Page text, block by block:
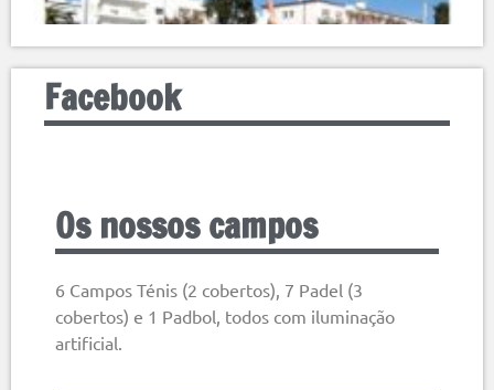
Facebook
Os nossos campos
6 Campos Ténis (2 cobertos), 7 Padel (3
cobertos) e 1 Padbol, todos com iluminação
artificial.